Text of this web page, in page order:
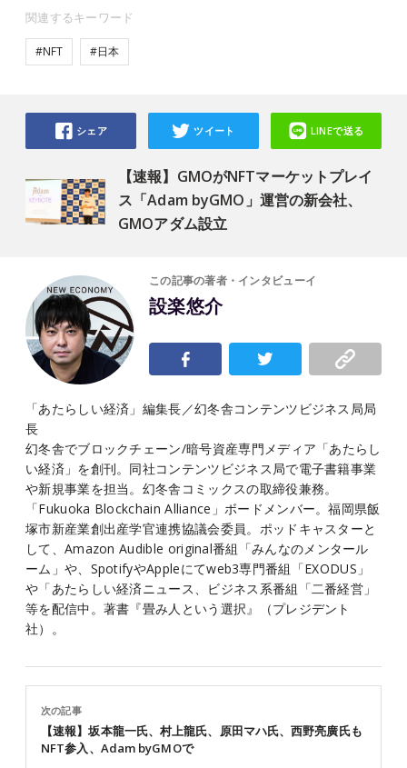
関連するキーワード
#NFT #日本
【速報】GMOがNFTマーケットプレイ
ス「Adam byGMO」運営の新会社、
GMOアダム設立
シェア ツイート LINEで送る
この記事の著者・インタビューイ
設楽悠介
「あたらしい経済」編集長／幻冬舎コンテンツビジネス局局
長
幻冬舎でブロックチェーン/暗号資産専門メディア「あたらし
い経済」を創刊。同社コンテンツビジネス局で電子書籍事業
や新規事業を担当。幻冬舎コミックスの取締役兼務。
「Fukuoka Blockchain Alliance」ボードメンバー。福岡県飯
塚市新産業創出産学官連携協議会委員。ポッドキャスターと
して、Amazon Audible original番組「みんなのメンタール
ーム」や、SpotifyやAppleにてweb3専門番組「EXODUS」
や「あたらしい経済ニュース、ビジネス系番組「二番経営」
等を配信中。著書『畳み人という選択』（プレジデント
社）。
次の記事
【速報】坂本龍一氏、村上龍氏、原田マハ氏、西野亮廣氏も
NFT参入、Adam byGMOで